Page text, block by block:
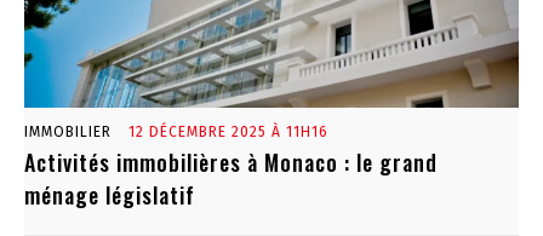
IMMOBILIER 12 DÉCEMBRE 2025 À 11H16
Activités immobilières à Monaco : le grand
ménage législatif